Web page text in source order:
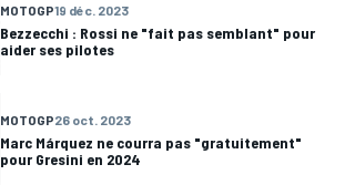
MOTOGP19 déc. 2023
Bezzecchi : Rossi ne "fait pas semblant" pour
aider ses pilotes
MOTOGP26 oct. 2023
Marc Márquez ne courra pas "gratuitement"
pour Gresini en 2024